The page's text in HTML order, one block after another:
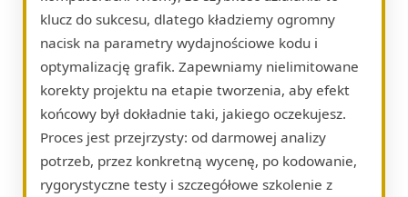
klucz do sukcesu, dlatego kładziemy ogromny
nacisk na parametry wydajnościowe kodu i
optymalizację grafik. Zapewniamy nielimitowane
korekty projektu na etapie tworzenia, aby efekt
końcowy był dokładnie taki, jakiego oczekujesz.
Proces jest przejrzysty: od darmowej analizy
potrzeb, przez konkretną wycenę, po kodowanie,
rygorystyczne testy i szczegółowe szkolenie z